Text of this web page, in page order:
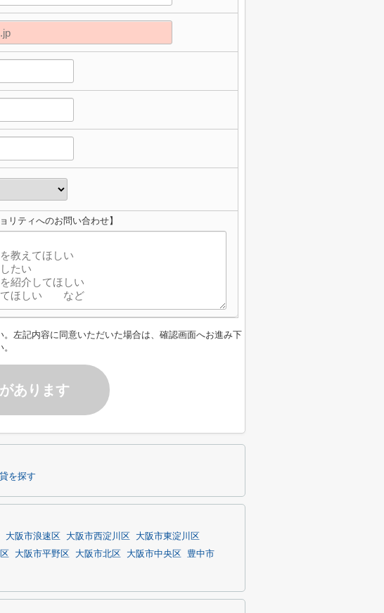
リティへのお問い合わせ】
。左記内容に同意いただいた場合は、確認画面へお進み下
あります
を探す
大阪市浪速区 大阪市西淀川区
大阪市東淀川区
大阪市平野区 大阪市北区 大阪市中央区
豊中市